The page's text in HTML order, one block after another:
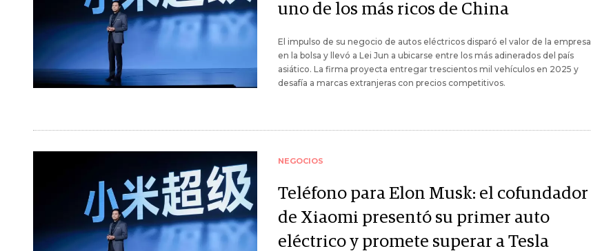
uno de los más ricos de China
El impulso de su negocio de autos eléctricos disparó el valor de la empresa
en la bolsa y llevó a Lei Jun a ubicarse entre los más adinerados del país
asiático. La firma proyecta entregar trescientos mil vehículos en 2025 y
desafía a marcas extranjeras con precios competitivos.
NEGOCIOS
Teléfono para Elon Musk: el cofundador
de Xiaomi presentó su primer auto
eléctrico y promete superar a Tesla